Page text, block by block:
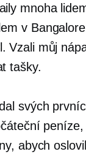
mnoha
v Bangalore
Vzali můj
tašky.
svých
abych